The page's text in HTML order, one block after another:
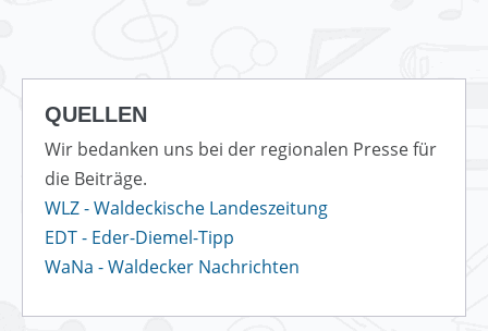
QUELLEN
Wir bedanken uns bei der regionalen Presse für
die Beiträge.
WLZ - Waldeckische Landeszeitung
EDT - Eder-Diemel-Tipp
WaNa - Waldecker Nachrichten